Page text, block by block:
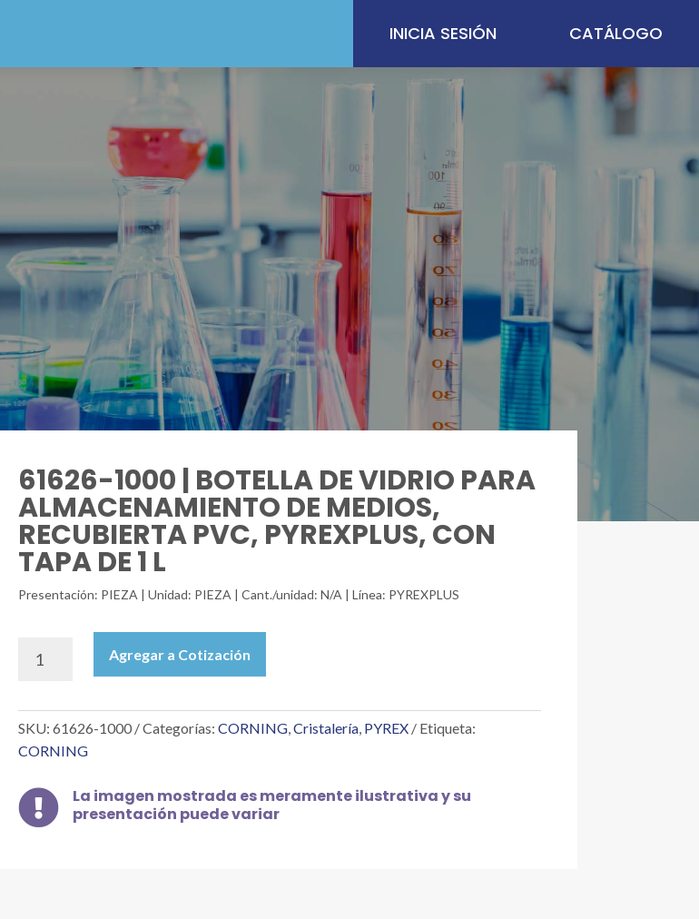
INICIA SESIÓN CATÁLOGO
61626-1000 | BOTELLA DE VIDRIO PARA
ALMACENAMIENTO DE MEDIOS,
RECUBIERTA PVC, PYREXPLUS, CON
TAPA DE 1 L
Presentación: PIEZA | Unidad: PIEZA | Cant./unidad: N/A | Línea: PYREXPLUS
1000
BOTELLA
DE
VIDRIO
ALMACENAMIENTO
DE
MEDIOS,
Agregar a Cotización
SKU:61626-1000 Categorías:CORNING,Cristalería, PYREX
Etiqueta:
CORNING

La imagen mostrada es meramente ilustrativa y su
presentación puede variar